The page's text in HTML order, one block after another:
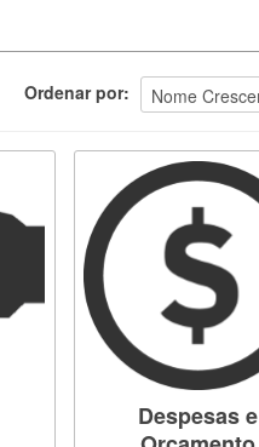
Ordenar por
Despesas e